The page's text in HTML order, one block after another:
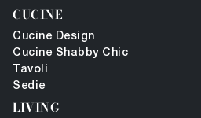
CUCINE
Cucine Design
Cucine Shabby Chic
Tavoli
Sedie
LIVING